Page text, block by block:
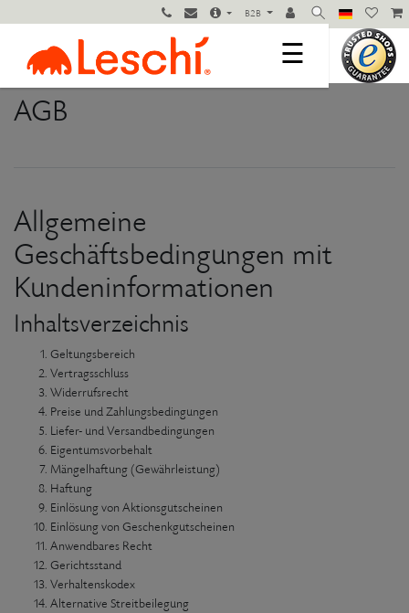
B2B
☰
AGB
Allgemeine
Geschäftsbedingungen mit
Kundeninformationen
Inhaltsverzeichnis
Geltungsbereich
Vertragsschluss
Widerrufsrecht
Preise und Zahlungsbedingungen
Liefer- und Versandbedingungen
Eigentumsvorbehalt
Mängelhaftung (Gewährleistung)
Haftung
Einlösung von Aktionsgutscheinen
Einlösung von Geschenkgutscheinen
Anwendbares Recht
Gerichtsstand
Verhaltenskodex
Alternative Streitbeilegung